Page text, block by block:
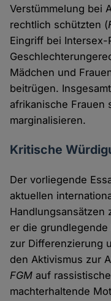
Verstümmelung bei
rechtlich schützten (
Eingriff bei
Mädchen und
beitrügen.
afrikanische Frauen
marginalisieren.
Kritische
Der vorliegende
aktuellen
Handlungsansätzen
er die
zur Differenzierung
den Aktivismus zur
FGM auf
machterhaltende